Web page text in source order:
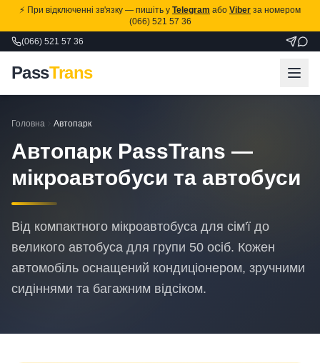
⚡ При відключенні зв'язку — пишіть у Telegram або Viber за номером
(066) 521 57 36
(066) 521 57 36
PassTrans
Головна Автопарк
Автопарк PassTrans —
мікроавтобуси та автобуси
Від компактного мікроавтобуса для сім'ї до
великого автобуса для групи 50 осіб. Кожен
автомобіль оснащений кондиціонером, зручними
сидіннями та багажним відсіком.